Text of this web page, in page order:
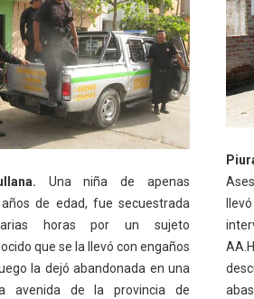
Una niña de apenas
de edad, fue secuestrada
horas por un sujeto
que se la llevó con engaños
la dejó abandonada en una
avenida de la provincia de